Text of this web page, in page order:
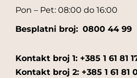
Pon – Pet: 08:00 do 16:00
Besplatni broj: 0800 44 99
Kontakt broj 1: +385 1 61 81
Kontakt broj 2: +385 1 61 81